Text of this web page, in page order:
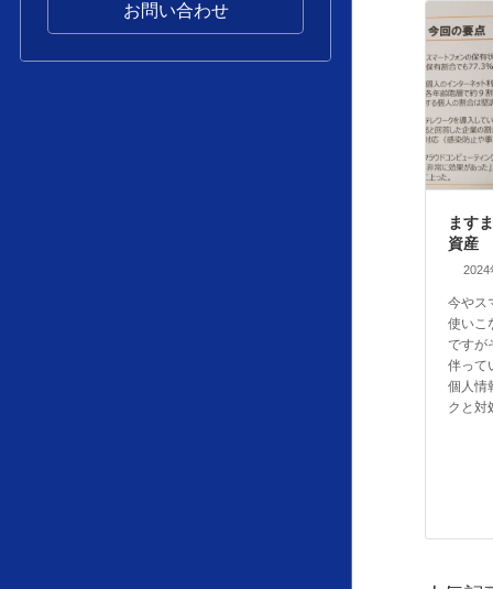
お問い合わせ
ます
資産
2024
今やス
使いこ
ですが
伴って
個人情
クと対